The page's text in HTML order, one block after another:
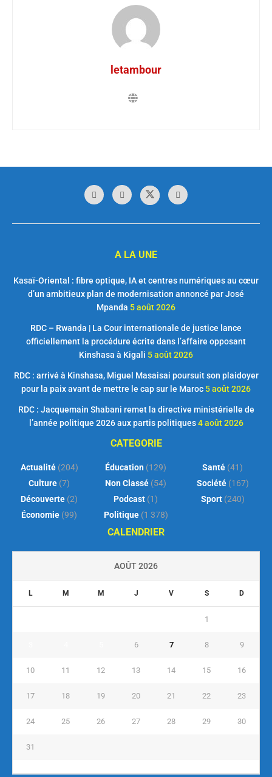
letambour
A LA UNE
Kasaï-Oriental : fibre optique, IA et centres numériques au cœur
d’un ambitieux plan de modernisation annoncé par José
Mpanda 5 août 2026
RDC – Rwanda | La Cour internationale de justice lance
officiellement la procédure écrite dans l’affaire opposant
Kinshasa à Kigali 5 août 2026
RDC : arrivé à Kinshasa, Miguel Masaisai poursuit son plaidoyer
pour la paix avant de mettre le cap sur le Maroc 5 août 2026
RDC : Jacquemain Shabani remet la directive ministérielle de
l’année politique 2026 aux partis politiques 4 août 2026
CATEGORIE
Actualité(204)
Culture (7)
Découverte (2)
Économie (99)
Éducation (129)
Non Classé (54)
Podcast (1)
Politique(1 378)
Santé (41)
Société(167)
Sport(240)
CALENDRIER
AOÛT 2026
L M M J V S D
1
6 7 8 9
10 11 12 13 14 15 16
17 18 19 20 21 22 23
24 25 26 27 28 29 30
31